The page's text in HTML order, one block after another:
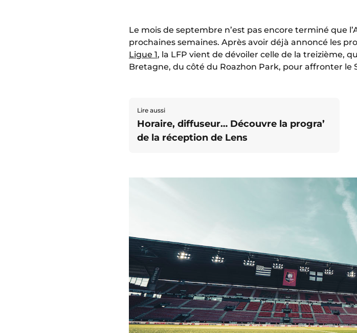
Le mois de septembre n’est pas encore terminé que
prochaines semaines. Après avoir déjà annoncé les
Ligue 1, la LFP vient de dévoiler celle de la treizième,
Bretagne, du côté du Roazhon Park, pour affronter le
Lire aussi
Horaire, diffuseur… Découvre la progra’
de la réception de Lens